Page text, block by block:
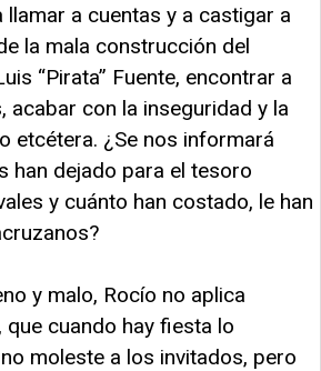
a cuentas y a castigar a
la mala construcción del
“Pirata” Fuente, encontrar a
acabar con la inseguridad y la
etcétera. ¿Se nos informará
han dejado para el tesoro
y cuánto han costado, le han
y malo, Rocío no aplica
cuando hay fiesta lo
moleste a los invitados, pero